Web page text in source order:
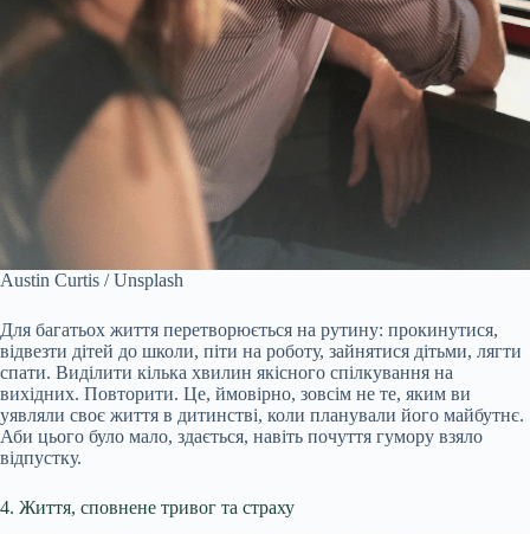
Austin Curtis / Unsplash
Для багатьох життя перетворюється на рутину: прокинутися,
відвезти дітей до школи, піти на роботу, зайнятися дітьми, лягти
спати. Виділити кілька хвилин якісного спілкування на
вихідних. Повторити. Це, ймовірно, зовсім не те, яким ви
уявляли своє життя в дитинстві, коли планували його майбутнє.
Аби цього було мало, здається, навіть почуття гумору взяло
відпустку.
4. Життя, сповнене тривог та страху